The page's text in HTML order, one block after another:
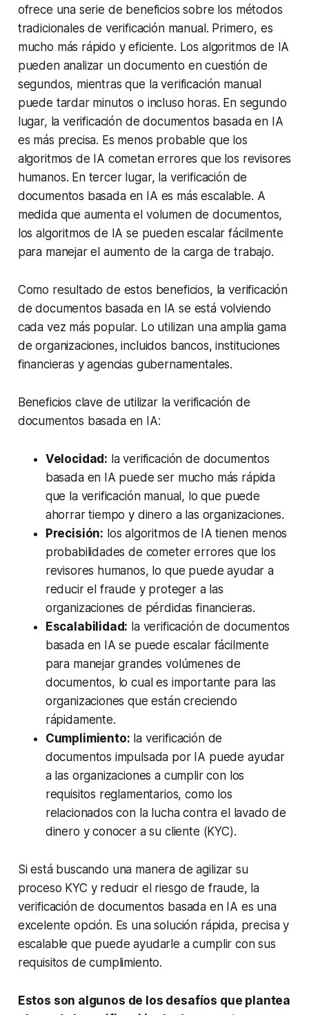
ofrece una serie de beneficios sobre los métodos
tradicionales de verificación manual. Primero, es
mucho más rápido y eficiente. Los algoritmos de IA
pueden analizar un documento en cuestión de
segundos, mientras que la verificación manual
puede tardar minutos o incluso horas. En segundo
lugar, la verificación de documentos basada en IA
es más precisa. Es menos probable que los
algoritmos de IA cometan errores que los revisores
humanos. En tercer lugar, la verificación de
documentos basada en IA es más escalable. A
medida que aumenta el volumen de documentos,
los algoritmos de IA se pueden escalar fácilmente
para manejar el aumento de la carga de trabajo.
Como resultado de estos beneficios, la verificación
de documentos basada en IA se está volviendo
cada vez más popular. Lo utilizan una amplia gama
de organizaciones, incluidos bancos, instituciones
financieras y agencias gubernamentales.
Beneficios clave de utilizar la verificación de
documentos basada en IA:
Velocidad: la verificación de documentos
basada en IA puede ser mucho más rápida
que la verificación manual, lo que puede
ahorrar tiempo y dinero a las organizaciones.
Precisión: los algoritmos de IA tienen menos
probabilidades de cometer errores que los
revisores humanos, lo que puede ayudar a
reducir el fraude y proteger a las
organizaciones de pérdidas financieras.
Escalabilidad: la verificación de documentos
basada en IA se puede escalar fácilmente
para manejar grandes volúmenes de
documentos, lo cual es importante para las
organizaciones que están creciendo
rápidamente.
Cumplimiento: la verificación de
documentos impulsada por IA puede ayudar
a las organizaciones a cumplir con los
requisitos reglamentarios, como los
relacionados con la lucha contra el lavado de
dinero y conocer a su cliente (KYC).
Si está buscando una manera de agilizar su
proceso KYC y reducir el riesgo de fraude, la
verificación de documentos basada en IA es una
excelente opción. Es una solución rápida, precisa y
escalable que puede ayudarle a cumplir con sus
requisitos de cumplimiento.
Estos son algunos de los desafíos que plantea